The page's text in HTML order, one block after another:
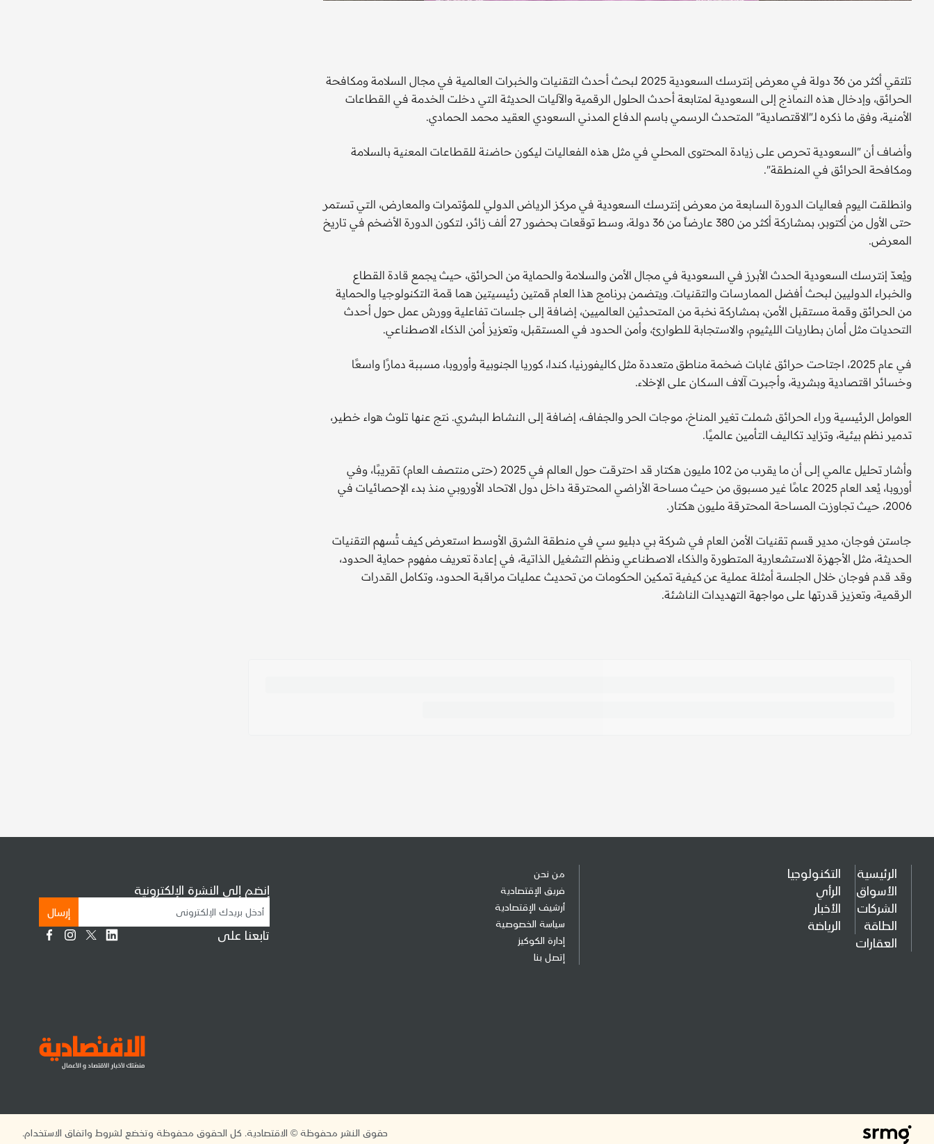
تلتقي أكثر من 36 دولة في معرض إنترسك السعودية 2025 لبحث أحدث التقنيات والخبرات العالمية في مجال السلامة ومكافحة
الحرائق، وإدخال هذه النماذج إلى السعودية لمتابعة أحدث الحلول الرقمية والآليات الحديثة التي دخلت الخدمة في القطاعات
الأمنية، وفق ما ذكره لـ"الاقتصادية" المتحدث الرسمي باسم الدفاع المدني السعودي العقيد محمد الحمادي.
وأضاف أن "السعودية تحرص على زيادة المحتوى المحلي في مثل هذه الفعاليات ليكون حاضنة للقطاعات المعنية بالسلامة
ومكافحة الحرائق في المنطقة".
وانطلقت اليوم فعاليات الدورة السابعة من معرض إنترسك السعودية في مركز الرياض الدولي للمؤتمرات والمعارض، التي تستمر
حتى الأول من أكتوبر، بمشاركة أكثر من 380 عارضاً من 36 دولة، وسط توقعات بحضور 27 ألف زائر، لتكون الدورة الأضخم في تاريخ
المعرض.
ويُعدّ إنترسك السعودية الحدث الأبرز في السعودية في مجال الأمن والسلامة والحماية من الحرائق، حيث يجمع قادة القطاع
والخبراء الدوليين لبحث أفضل الممارسات والتقنيات. ويتضمن برنامج هذا العام قمتين رئيسيتين هما قمة التكنولوجيا والحماية
من الحرائق وقمة مستقبل الأمن، بمشاركة نخبة من المتحدثين العالميين، إضافة إلى جلسات تفاعلية وورش عمل حول أحدث
التحديات مثل أمان بطاريات الليثيوم، والاستجابة للطوارئ، وأمن الحدود في المستقبل، وتعزيز أمن الذكاء الاصطناعي.
في عام 2025، اجتاحت حرائق غابات ضخمة مناطق متعددة مثل كاليفورنيا، كندا، كوريا الجنوبية وأوروبا، مسببة دمارًا واسعًا
وخسائر اقتصادية وبشرية، وأجبرت آلاف السكان على الإخلاء.
العوامل الرئيسية وراء الحرائق شملت تغير المناخ، موجات الحر والجفاف، إضافة إلى النشاط البشري. نتج عنها تلوث هواء خطير،
تدمير نظم بيئية، وتزايد تكاليف التأمين عالميًا.
وأشار تحليل عالمي إلى أن ما يقرب من 102 مليون هكتار قد احترقت حول العالم في 2025 (حتى منتصف العام) تقريبًا، وفي
أوروبا، يُعد العام 2025 عامًا غير مسبوق من حيث مساحة الأراضي المحترقة داخل دول الاتحاد الأوروبي منذ بدء الإحصائيات في
2006، حيث تجاوزت المساحة المحترقة مليون هكتار.
جاستن فوجان، مدير قسم تقنيات الأمن العام في شركة بي دبليو سي في منطقة الشرق الأوسط استعرض كيف تُسهم التقنيات
الحديثة، مثل الأجهزة الاستشعارية المتطورة والذكاء الاصطناعي ونظم التشغيل الذاتية، في إعادة تعريف مفهوم حماية الحدود،
وقد قدم فوجان خلال الجلسة أمثلة عملية عن كيفية تمكين الحكومات من تحديث عمليات مراقبة الحدود، وتكامل القدرات
الرقمية، وتعزيز قدرتها على مواجهة التهديدات الناشئة.
الرئيسية
الأسواق
الشركات
الطاقة
العقارات
التكنولوجيا
الرأي
الأخبار
الرياضة
من نحن
فريق الإقتصادية
أرشيف الإقتصادية
سياسة الخصوصية
إدارة الكوكيز
إتصل بنا
إنضم إلى النشرة الإلكترونية
إرسال
تابعنا على
حقوق النشر محفوظة © الاقتصادية. كل الحقوق محفوظة وتخضع لشروط واتفاق الاستخدام.